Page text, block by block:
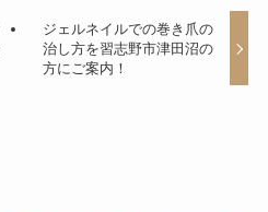
ジェルネイルでの巻き爪の
治し方を習志野市津田沼の
方にご案内！